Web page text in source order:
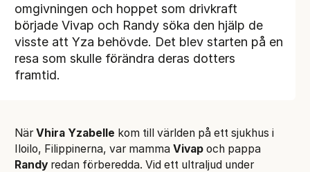
omgivningen och hoppet som drivkraft
började Vivap och Randy söka den hjälp de
visste att Yza behövde. Det blev starten på en
resa som skulle förändra deras dotters
framtid.
När Vhira Yzabelle kom till världen på ett sjukhus i
Iloilo, Filippinerna, var mamma Vivapoch pappa
Randyredan förberedda. Vid ett ultraljud under